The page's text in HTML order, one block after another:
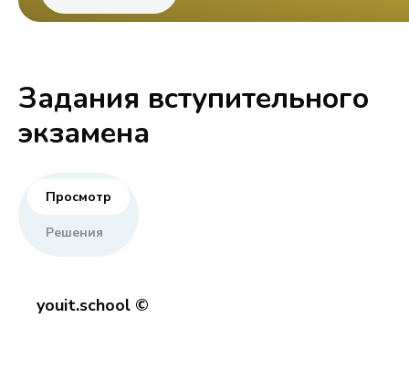
Задания вступительного
экзамена
Просмотр
Решения
youit.school ©